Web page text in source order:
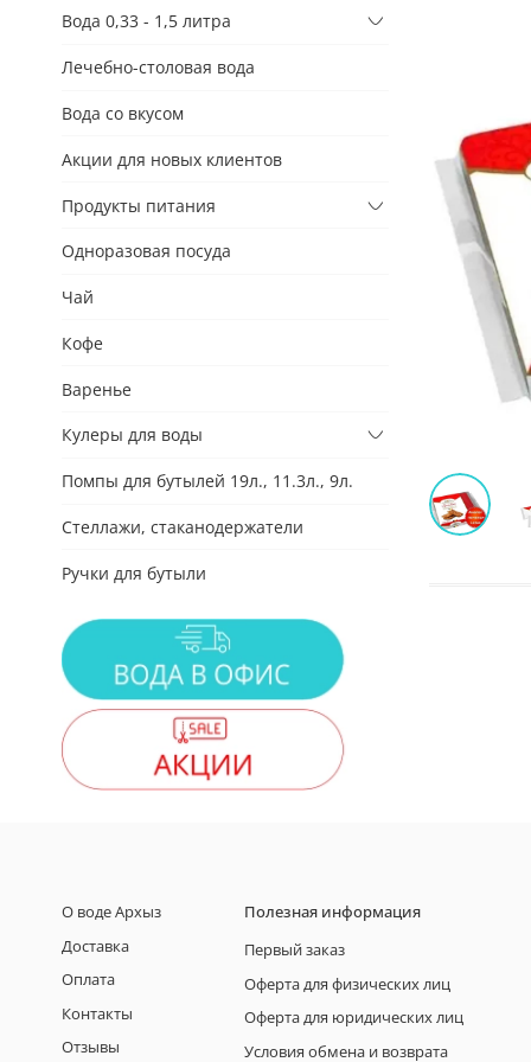
Вода 0,33 - 1,5 литра
Лечебно-столовая вода
Вода со вкусом
Акции для новых клиентов
Продукты питания
Одноразовая посуда
Чай
Кофе
Варенье
Кулеры для воды
Помпы для бутылей 19л., 11.3л., 9л.
Стеллажи, стаканодержатели
Ручки для бутыли
О воде Архыз
Доставка
Оплата
Контакты
Отзывы
Полезная информация
Первый заказ
Оферта для физических лиц
Оферта для юридических лиц
Условия обмена и возврата